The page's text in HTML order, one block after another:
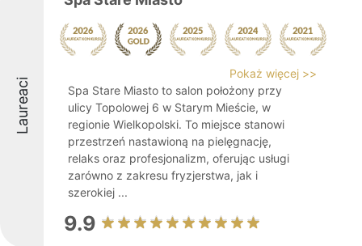
Laureaci
Pokaż więcej >>
Spa Stare Miasto to salon położony przy
ulicy Topolowej 6 w Starym Mieście, w
regionie Wielkopolski. To miejsce stanowi
przestrzeń nastawioną na pielęgnację,
relaks oraz profesjonalizm, oferując usługi
zarówno z zakresu fryzjerstwa, jak i
szerokiej ...
9.9